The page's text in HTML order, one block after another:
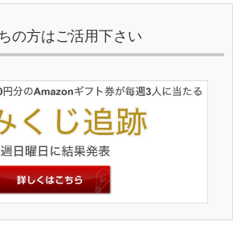
の方はご活用下さい